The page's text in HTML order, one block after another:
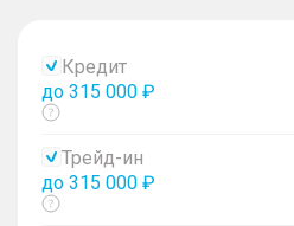
Кредит
до 315 000 ₽
Показать
Трейд-ин
до 315 000 ₽
Показать